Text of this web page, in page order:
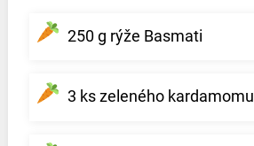
250 g rýže Basmati
3 ks zeleného kardamomu